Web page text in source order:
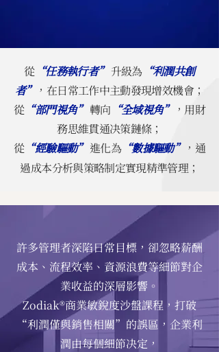
從“任務執行者” 升級為“利潤共創
者” ，在日常工作中主動發現增效機會；
從“部門視角” 轉向 “全域視角” ，用財
務思維貫通决策鏈條；
從“經驗驅動” 進化為“數據驅動” ，通
過成本分析與策略制定實現精準管理；
許多管理者深陷日常目標，卻忽略薪酬
成本、流程效率、資源浪費等細節對企
業收益的深層影響。
Zodiak®商業敏銳度沙盤課程，打破
“利潤僅與銷售相關”的誤區，企業利
潤由每個細節决定，